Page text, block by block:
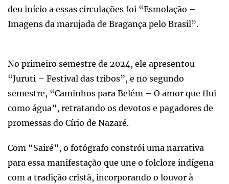
deu início a essas circulações foi “Esmolação –
Imagens da marujada de Bragança pelo Brasil”.
No primeiro semestre de 2024, ele apresentou
“Juruti – Festival das tribos”, e no segundo
semestre, “Caminhos para Belém – O amor que flui
como água”, retratando os devotos e pagadores de
promessas do Círio de Nazaré.
Com “Sairé”, o fotógrafo constrói uma narrativa
para essa manifestação que une o folclore indígena
com a tradição cristã, incorporando o louvor à